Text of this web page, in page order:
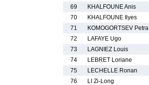
69
KHALFOUNE Anis
70
KHALFOUNE Ilyes
71
KOMOGORTSEV Petra
72
LAFAYE Ugo
73
LAGNIEZ Louis
74
LEBRET Loriane
75
LECHELLE Ronan
76
LI Zi-Long